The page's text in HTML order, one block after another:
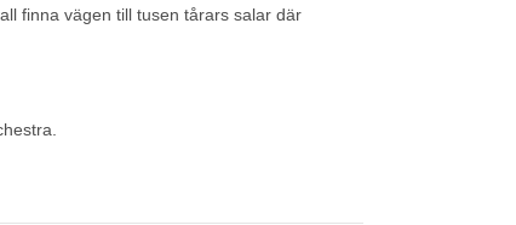
finna vägen till tusen tårars salar där